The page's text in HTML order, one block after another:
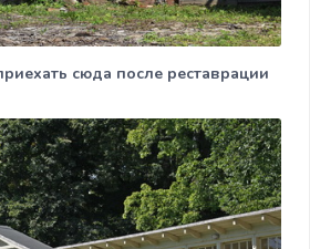
сюда после реставрации